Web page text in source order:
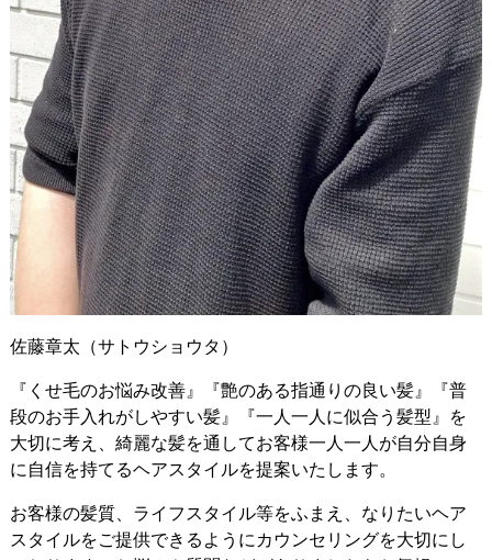
佐藤章太（サトウショウタ）
『くせ毛のお悩み改善』『艶のある指通りの良い髪』『普
段のお手入れがしやすい髪』『一人一人に似合う髪型』を
大切に考え、綺麗な髪を通してお客様一人一人が自分自身
に自信を持てるヘアスタイルを提案いたします。
お客様の髪質、ライフスタイル等をふまえ、なりたいヘア
スタイルをご提供できるようにカウンセリングを大切にし